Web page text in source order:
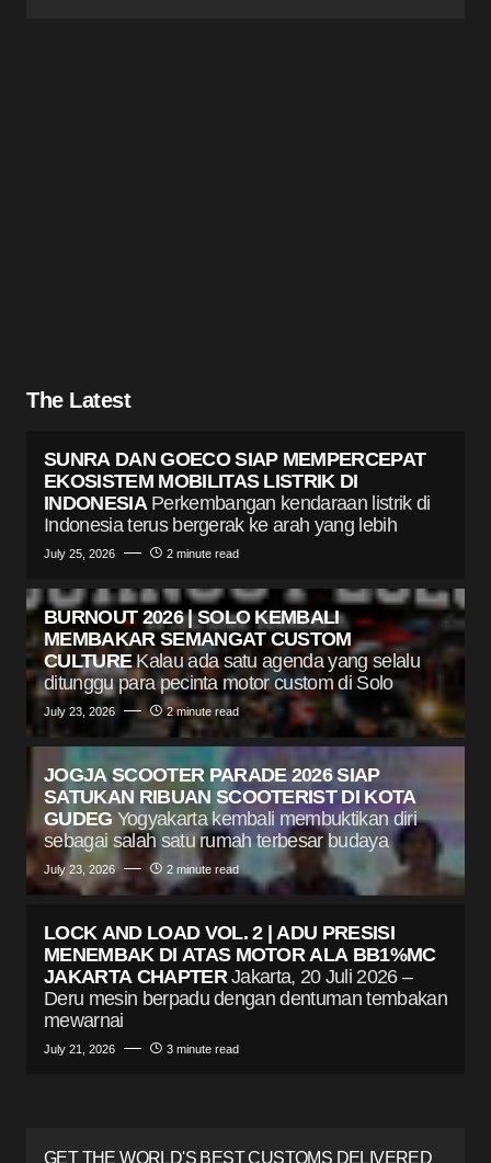
The Latest
SUNRA DAN GOECO SIAP MEMPERCEPAT
EKOSISTEM MOBILITAS LISTRIK DI
INDONESIA Perkembangan kendaraan listrik di
Indonesia terus bergerak ke arah yang lebih
July 25, 2026 2 minute read
BURNOUT 2026 | SOLO KEMBALI
MEMBAKAR SEMANGAT CUSTOM
CULTURE Kalau ada satu agenda yang selalu
ditunggu para pecinta motor custom di Solo
July 23, 2026 2 minute read
JOGJA SCOOTER PARADE 2026 SIAP
SATUKAN RIBUAN SCOOTERIST DI KOTA
GUDEG Yogyakarta kembali membuktikan diri
sebagai salah satu rumah terbesar budaya
July 23, 2026 2 minute read
LOCK AND LOAD VOL. 2 | ADU PRESISI
MENEMBAK DI ATAS MOTOR ALA BB1%MC
JAKARTA CHAPTER Jakarta, 20 Juli 2026 –
Deru mesin berpadu dengan dentuman tembakan
mewarnai
July 21, 2026 3 minute read
GET THE WORLD'S BEST CUSTOMS DELIVERED